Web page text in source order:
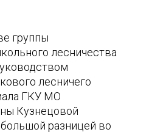
группы
лесничества
лесничего
ГКУ МО
Кузнецовой
разницей во